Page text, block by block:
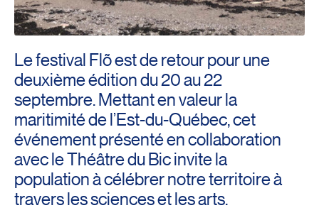
Le festival Flõ est de retour pour une
deuxième édition du 20 au 22
septembre. Mettant en valeur la
maritimité de l’Est-du-Québec, cet
événement présenté en collaboration
avec le Théâtre du Bic invite la
population à célébrer notre territoire à
travers les sciences et les arts.